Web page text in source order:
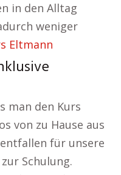
in den Alltag
weniger
Eltmann
man den Kurs
von zu Hause aus
für unsere
Schulung.